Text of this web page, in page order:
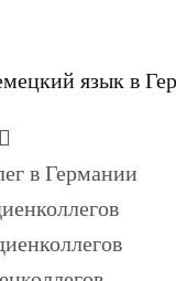
язык в
в Германии